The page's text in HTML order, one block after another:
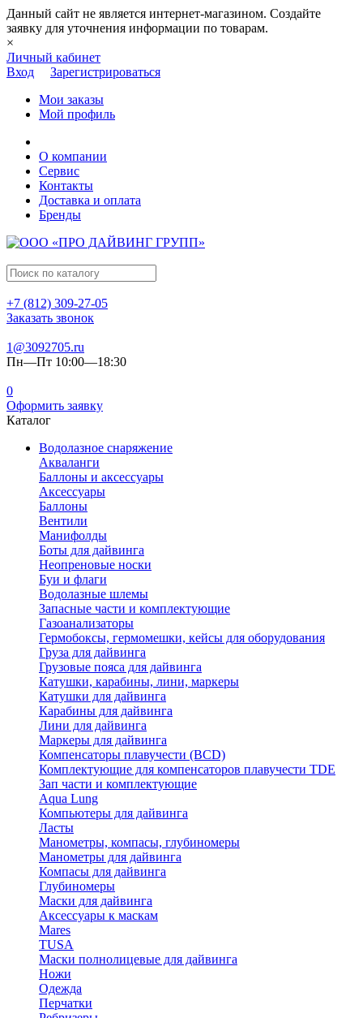
Данный сайт не является интернет-магазином. Создайте
заявку для уточнения информации по товарам.
×
Личный кабинет
Вход
Зарегистрироваться
Мои заказы
Мой профиль
О компании
Сервис
Контакты
Доставка и оплата
Бренды
+7 (812) 309-27-05
Заказать звонок
1@3092705.ru
Пн—Пт 10:00—18:30
0
Оформить заявку
Каталог
Водолазное снаряжение
Акваланги
Баллоны и аксессуары
Аксессуары
Баллоны
Вентили
Манифолды
Боты для дайвинга
Неопреновые носки
Буи и флаги
Водолазные шлемы
Запасные части и комплектующие
Газоанализаторы
Гермобоксы, гермомешки, кейсы для оборудования
Груза для дайвинга
Грузовые пояса для дайвинга
Катушки, карабины, лини, маркеры
Катушки для дайвинга
Карабины для дайвинга
Лини для дайвинга
Маркеры для дайвинга
Компенсаторы плавучести (BCD)
Комплектующие для компенсаторов плавучести TDE
Зап части и комплектующие
Aqua Lung
Компьютеры для дайвинга
Ласты
Манометры, компасы, глубиномеры
Манометры для дайвинга
Компасы для дайвинга
Глубиномеры
Маски для дайвинга
Аксессуары к маскам
Mares
TUSA
Маски полнолицевые для дайвинга
Ножи
Одежда
Перчатки